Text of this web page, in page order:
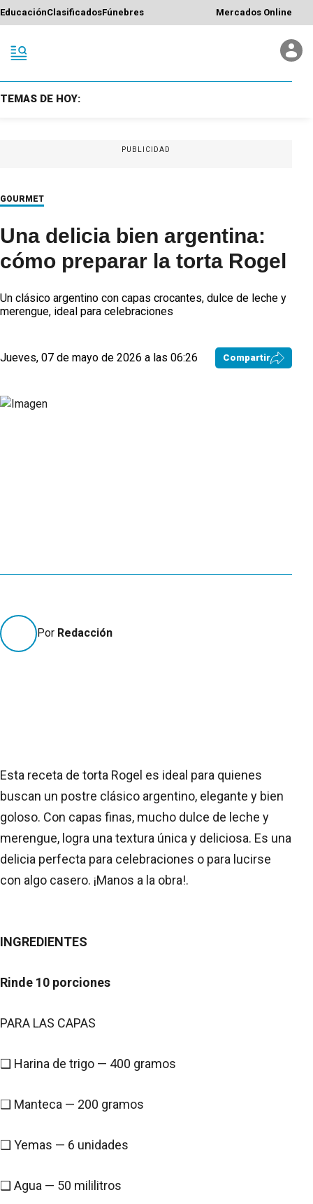
EducaciónClasificadosFúnebres Mercados Online
TEMAS DE HOY:
PUBLICIDAD
GOURMET
Una delicia bien argentina:
cómo preparar la torta Rogel
Un clásico argentino con capas crocantes, dulce de leche y
merengue, ideal para celebraciones
Jueves, 07 de mayo de 2026 a las 06:26 Compartir
Por Redacción
Esta receta de torta Rogel es ideal para quienes
buscan un postre clásico argentino, elegante y bien
goloso. Con capas finas, mucho dulce de leche y
merengue, logra una textura única y deliciosa. Es una
delicia perfecta para celebraciones o para lucirse
con algo casero. ¡Manos a la obra!.
INGREDIENTES
Rinde 10 porciones
PARA LAS CAPAS
❑ Harina de trigo — 400 gramos
❑ Manteca — 200 gramos
❑ Yemas — 6 unidades
❑ Agua — 50 mililitros